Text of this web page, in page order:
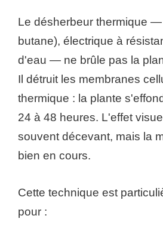
Le désherbeur thermique
butane), électrique à
d'eau — ne brûle pas la
Il détruit les membranes
thermique : la plante
24 à 48 heures. L'effet
souvent décevant, mais la
bien en cours.
Cette technique est
pour :